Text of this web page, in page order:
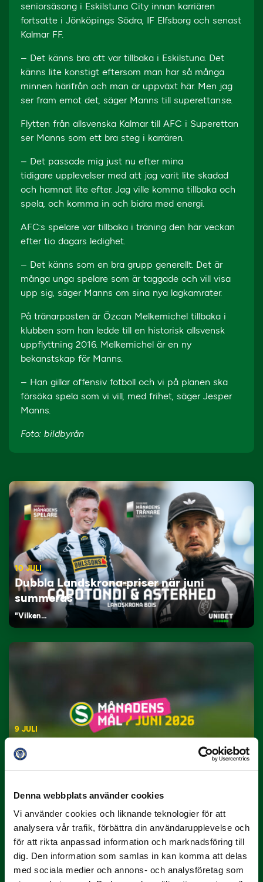
Denna webbplats använder cookies
Vi använder cookies och liknande teknologier för att
analysera vår trafik, förbättra din användarupplevelse och
för att rikta anpassad information och marknadsföring till
dig. Den information som samlas in kan komma att delas
med sociala medier och annons- och analysföretag som
seniorsäsong i Eskilstuna City innan karriären
fortsatte i Jönköpings Södra, IF Elfsborg och senast
Kalmar FF.
– Det känns bra att var tillbaka i Eskilstuna. Det
känns lite konstigt eftersom man har så många
minnen härifrån och man är uppväxt här. Men jag
ser fram emot det, säger Manns till superettan.se.
Flytten från allsvenska Kalmar till AFC i Superettan
ser Manns som ett bra steg i karrären.
– Det passade mig just nu efter mina
tidigare upplevelser med att jag varit lite skadad
och hamnat lite efter. Jag ville komma tillbaka och
spela, och komma in och bidra med energi.
AFC:s spelare var tillbaka i träning den här veckan
efter tio dagars ledighet.
– Det känns som en bra grupp generellt. Det är
många unga spelare som är taggade och vill visa
upp sig, säger Manns om sina nya lagkamrater.
På tränarposten är Özcan Melkemichel tillbaka i
klubben som han ledde till en historisk allsvensk
uppflyttning 2016. Melkemichel är en ny
bekanstskap för Manns.
– Han gillar offensiv fotboll och vi på planen ska
försöka spela som vi vill, med frihet, säger Jesper
Manns.
Foto: bildbyrån
10 JULI
Dubbla Landskrona-priser när juni
summeras
"Vilken…
9 JULI
Han gjorde Månadens Mål i juni: ”En
projektil”